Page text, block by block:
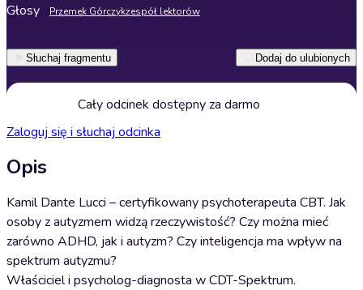
Głosy Przemek Górczykzespół lektorów
Słuchaj fragmentu Dodaj do ulubionych
Cały odcinek dostępny za darmo
Zaloguj się i słuchaj odcinka
Opis
Kamil Dante Lucci – certyfikowany psychoterapeuta CBT. Jak
osoby z autyzmem widzą rzeczywistość? Czy można mieć
zarówno ADHD, jak i autyzm? Czy inteligencja ma wpływ na
spektrum autyzmu?
Właściciel i psycholog-diagnosta w CDT-Spektrum.